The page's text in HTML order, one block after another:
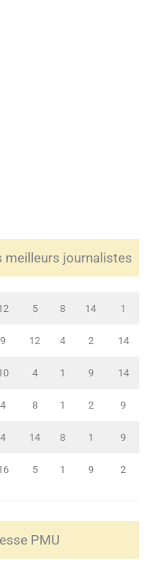
meilleurs journalistes
5 8 14 1
9 12 4 2 14
4 1 9 14
4 8 1 2 9
4 14 8 1 9
5 1 9 2
PMU